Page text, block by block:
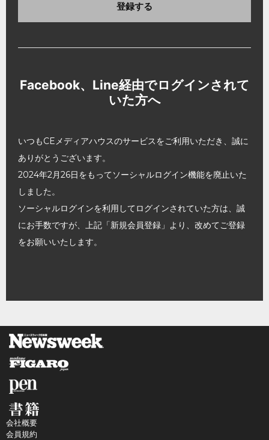
登録する
Facebook、Line経由でログインされて
いた方へ
いつもCEメディアハウスのサービスをご利用いただき、誠に
ありがとうございます。
2024年2月26日をもってソーシャルログイン機能を廃止いた
しました。
ソーシャルログインを利用してログインされていた方は、誠
にお手数ですが、上記「新規会員登録」より、改めてご登録
をお願いいたします。
会社概要
会員規約